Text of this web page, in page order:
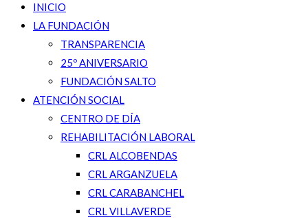
INICIO
LA FUNDACIÓN
TRANSPARENCIA
25º ANIVERSARIO
FUNDACIÓN SALTO
ATENCIÓN SOCIAL
CENTRO DE DÍA
REHABILITACIÓN LABORAL
CRL ALCOBENDAS
CRL ARGANZUELA
CRL CARABANCHEL
CRL VILLAVERDE